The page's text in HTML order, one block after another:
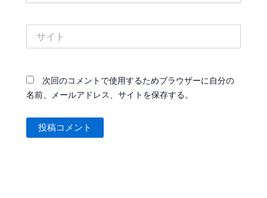
次回のコメントで使用するためブラウザーに自分の
名前、メールアドレス、サイトを保存する。